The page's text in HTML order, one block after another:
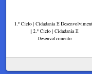
1.º Ciclo | Cidadania E
| 2.º Ciclo | Cidadania E
Desenvolvimento